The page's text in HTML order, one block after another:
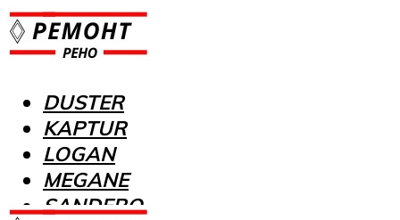
DUSTER
KAPTUR
LOGAN
MEGANE
SANDERO